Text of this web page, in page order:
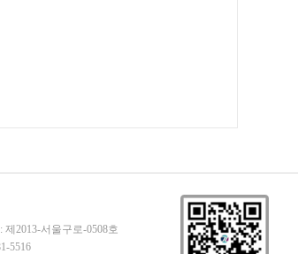
2013-서울구로-0508호
5516